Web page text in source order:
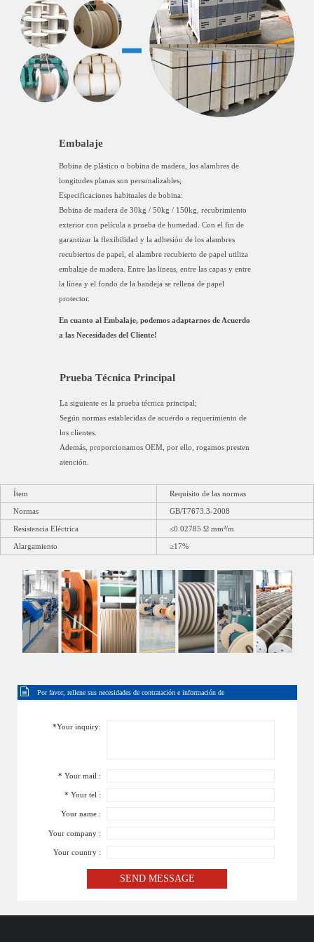
Embalaje
Bobina de plástico o bobina de madera, los alambres de
longitudes planas son personalizables;
Especificaciones habituales de bobina:
Bobina de madera de 30kg / 50kg / 150kg, recubrimiento
exterior con película a prueba de humedad. Con el fin de
garantizar la flexibilidad y la adhesión de los alambres
recubiertos de papel, el alambre recubierto de papel utiliza
embalaje de madera. Entre las lineas, entre las capas y entre
la línea y el fondo de la bandeja se rellena de papel
protector.
En cuanto al Embalaje, podemos adaptarnos de Acuerdo
a las Necesidades del Cliente!
Prueba Técnica Principal
La siguiente es la prueba técnica principal;
Según normas establecidas de acuerdo a requerimiento de
los clientes.
Además, proporcionamos OEM, por ello, rogamos presten
atención.
Ítem Requisito de las normas
Normas GB/T7673.3-2008
Resistencia Eléctrica ≤0.02785 Ω mm²/m
Alargamiento ≥17%
Por favor, rellene sus necesidades de contratación e información de
*Your inquiry:
* Your mail :
* Your tel :
Your name :
Your company :
Your country :